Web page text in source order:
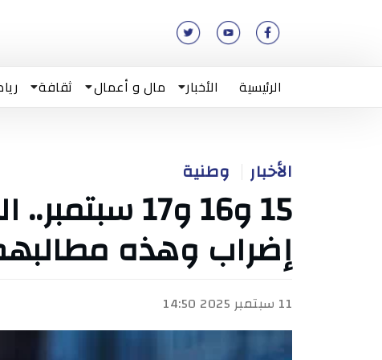
الرئيسية الأخبار مال و أعمال ثقافة
الأخبار وطنية
15 و16 و17
إضراب وهذه
11 سبتمبر 2025 14:50